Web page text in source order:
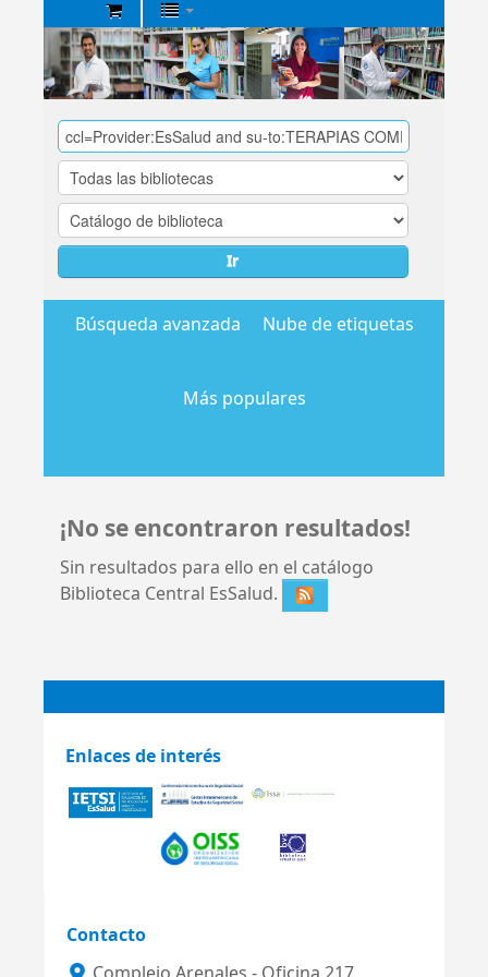
Biblioteca
Central
EsSalud
Ir
Búsqueda avanzada Nube de etiquetas
Más populares
¡No se encontraron resultados!
Sin resultados para ello en el catálogo
Biblioteca Central EsSalud.
Enlaces de interés
Contacto